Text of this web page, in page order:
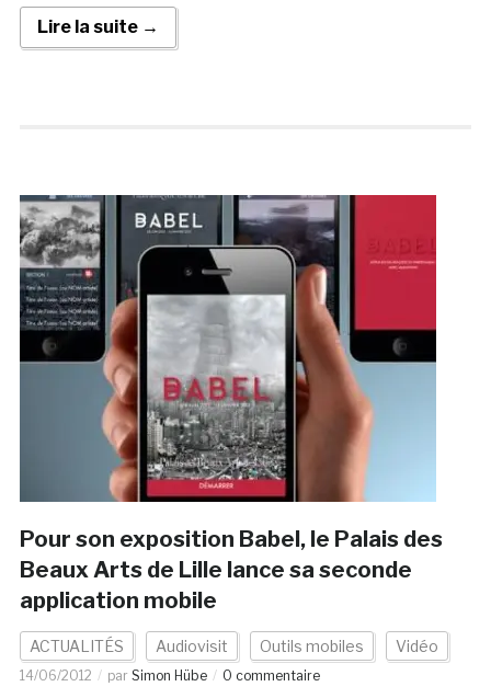
Lire la suite →
Pour son exposition Babel, le Palais des
Beaux Arts de Lille lance sa seconde
application mobile
ACTUALITÉS Audiovisit Outils mobiles Vidéo
14/06/2012 par Simon Hübe 0 commentaire